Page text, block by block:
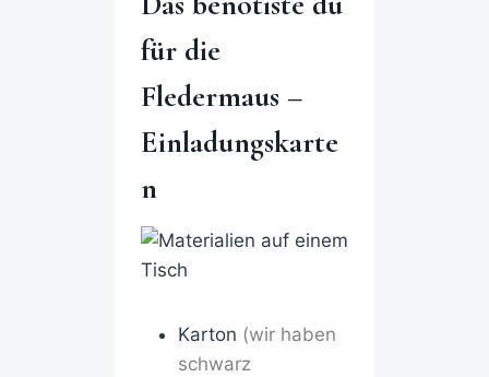
für die
Fledermaus –
Einladungskarte
n
Karton (wir haben
schwarz